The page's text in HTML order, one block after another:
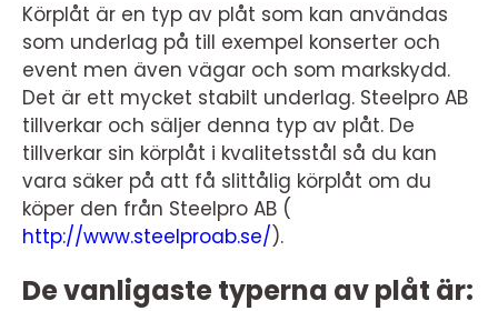
Körplåt är en typ av plåt som kan användas
som underlag på till exempel konserter och
event men även vägar och som markskydd.
Det är ett mycket stabilt underlag. Steelpro AB
tillverkar och säljer denna typ av plåt. De
tillverkar sin körplåt i kvalitetsstål så du kan
vara säker på att få slittålig körplåt om du
köper den från Steelpro AB (
http://www.steelproab.se/).
De vanligaste typerna av plåt är: